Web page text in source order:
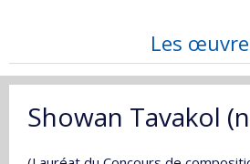
Les
Showan Tavakol